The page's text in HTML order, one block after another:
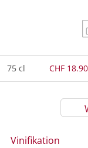
75 cl CHF 18.90
Vinifikation